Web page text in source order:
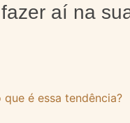
aí na